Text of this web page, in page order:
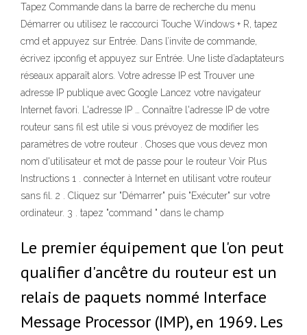
Tapez Commande dans la barre de recherche du menu
Démarrer ou utilisez le raccourci Touche Windows + R, tapez
cmd et appuyez sur Entrée. Dans l’invite de commande,
écrivez ipconfig et appuyez sur Entrée. Une liste d’adaptateurs
réseaux apparaît alors. Votre adresse IP est Trouver une
adresse IP publique avec Google Lancez votre navigateur
Internet favori. L'adresse IP … Connaître l'adresse IP de votre
routeur sans fil est utile si vous prévoyez de modifier les
paramètres de votre routeur . Choses que vous devez mon
nom d'utilisateur et mot de passe pour le routeur Voir Plus
Instructions 1 . connecter à Internet en utilisant votre routeur
sans fil. 2 . Cliquez sur "Démarrer" puis "Exécuter" sur votre
ordinateur. 3 . tapez "command " dans le champ
Le premier équipement que l'on peut
qualifier d'ancêtre du routeur est un
relais de paquets nommé Interface
Message Processor (IMP), en 1969. Les